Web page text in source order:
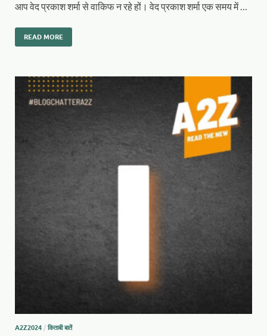
आप वेद प्रकाश शर्मा से वाकिफ न रहे हों। वेद प्रकाश शर्मा एक समय में …
READ MORE
A2Z2024 / किताबी बातें